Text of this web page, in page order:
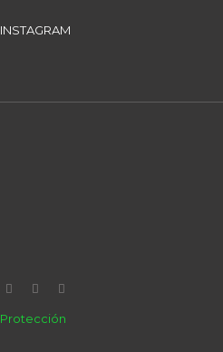
INSTAGRAM
Protección